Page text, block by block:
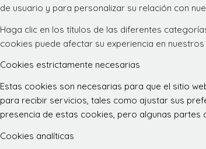
de usuario y para personalizar su relación con
Haga clic en los títulos de las diferentes
cookies puede afectar su experiencia en
Cookies estrictamente necesarias
Estas cookies son necesarias para que el sitio
para recibir servicios, tales como ajustar sus
presencia de estas cookies, pero algunas partes
Cookies analíticas